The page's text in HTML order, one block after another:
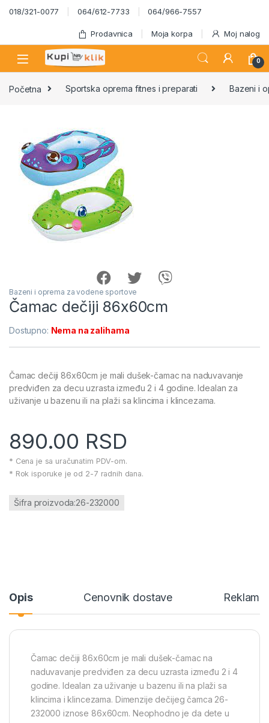
Skip to navigation
Skip to content
018/321-0077 064/612-7733 064/966-7557
Prodavnica Moja korpa Moj nalog
0
Početna Sportska oprema fitnes i preparati Bazeni i
Bazeni i oprema za vodene sportove
Čamac dečiji 86x60cm
Dostupno: Nema na zalihama
Čamac dečiji 86x60cm je mali dušek-čamac na naduvavanje
predviđen za decu uzrasta između 2 i 4 godine. Idealan za
uživanje u bazenu ili na plaži sa klincima i klincezama.
890.00 RSD
* Cena je sa uračunatim PDV-om.
* Rok isporuke je od 2-7 radnih dana.
Šifra proizvoda:26-232000
Opis Cenovnik dostave
Čamac dečiji 86x60cm je mali dušek-čamac na
naduvavanje predviđen za decu uzrasta između 2 i 4
godine. Idealan za uživanje u bazenu ili na plaži sa
klincima i klincezama. Dimenzije dečijeg čamca 26-
232000 iznose 86x60cm. Neophodno je da dete u